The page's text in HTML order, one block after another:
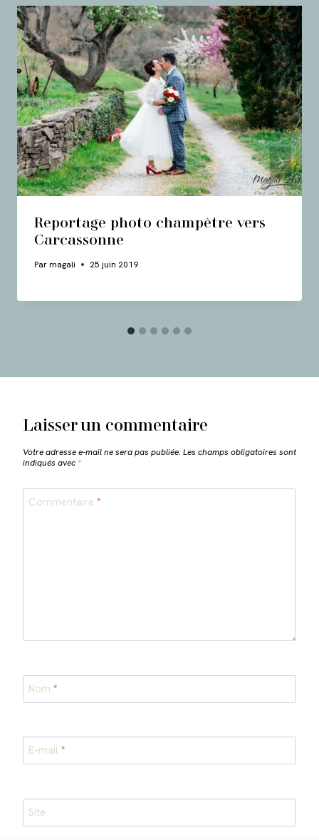
Reportage photo champêtre vers
Carcassonne
Parmagali 25 juin 2019
Laisser un commentaire
Votre adresse e-mail ne sera pas publiée. Les champs obligatoires sont
indiqués avec *
Commentaire *
Nom *
E-mail *
Site